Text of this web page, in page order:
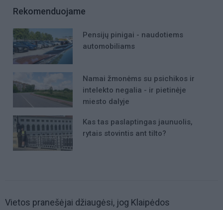
Rekomenduojame
Pensijų pinigai - naudotiems
automobiliams
Namai žmonėms su psichikos ir
intelekto negalia - ir pietinėje
miesto dalyje
Kas tas paslaptingas jaunuolis,
rytais stovintis ant tilto?
Vietos pranešėjai džiaugėsi, jog Klaipėdos